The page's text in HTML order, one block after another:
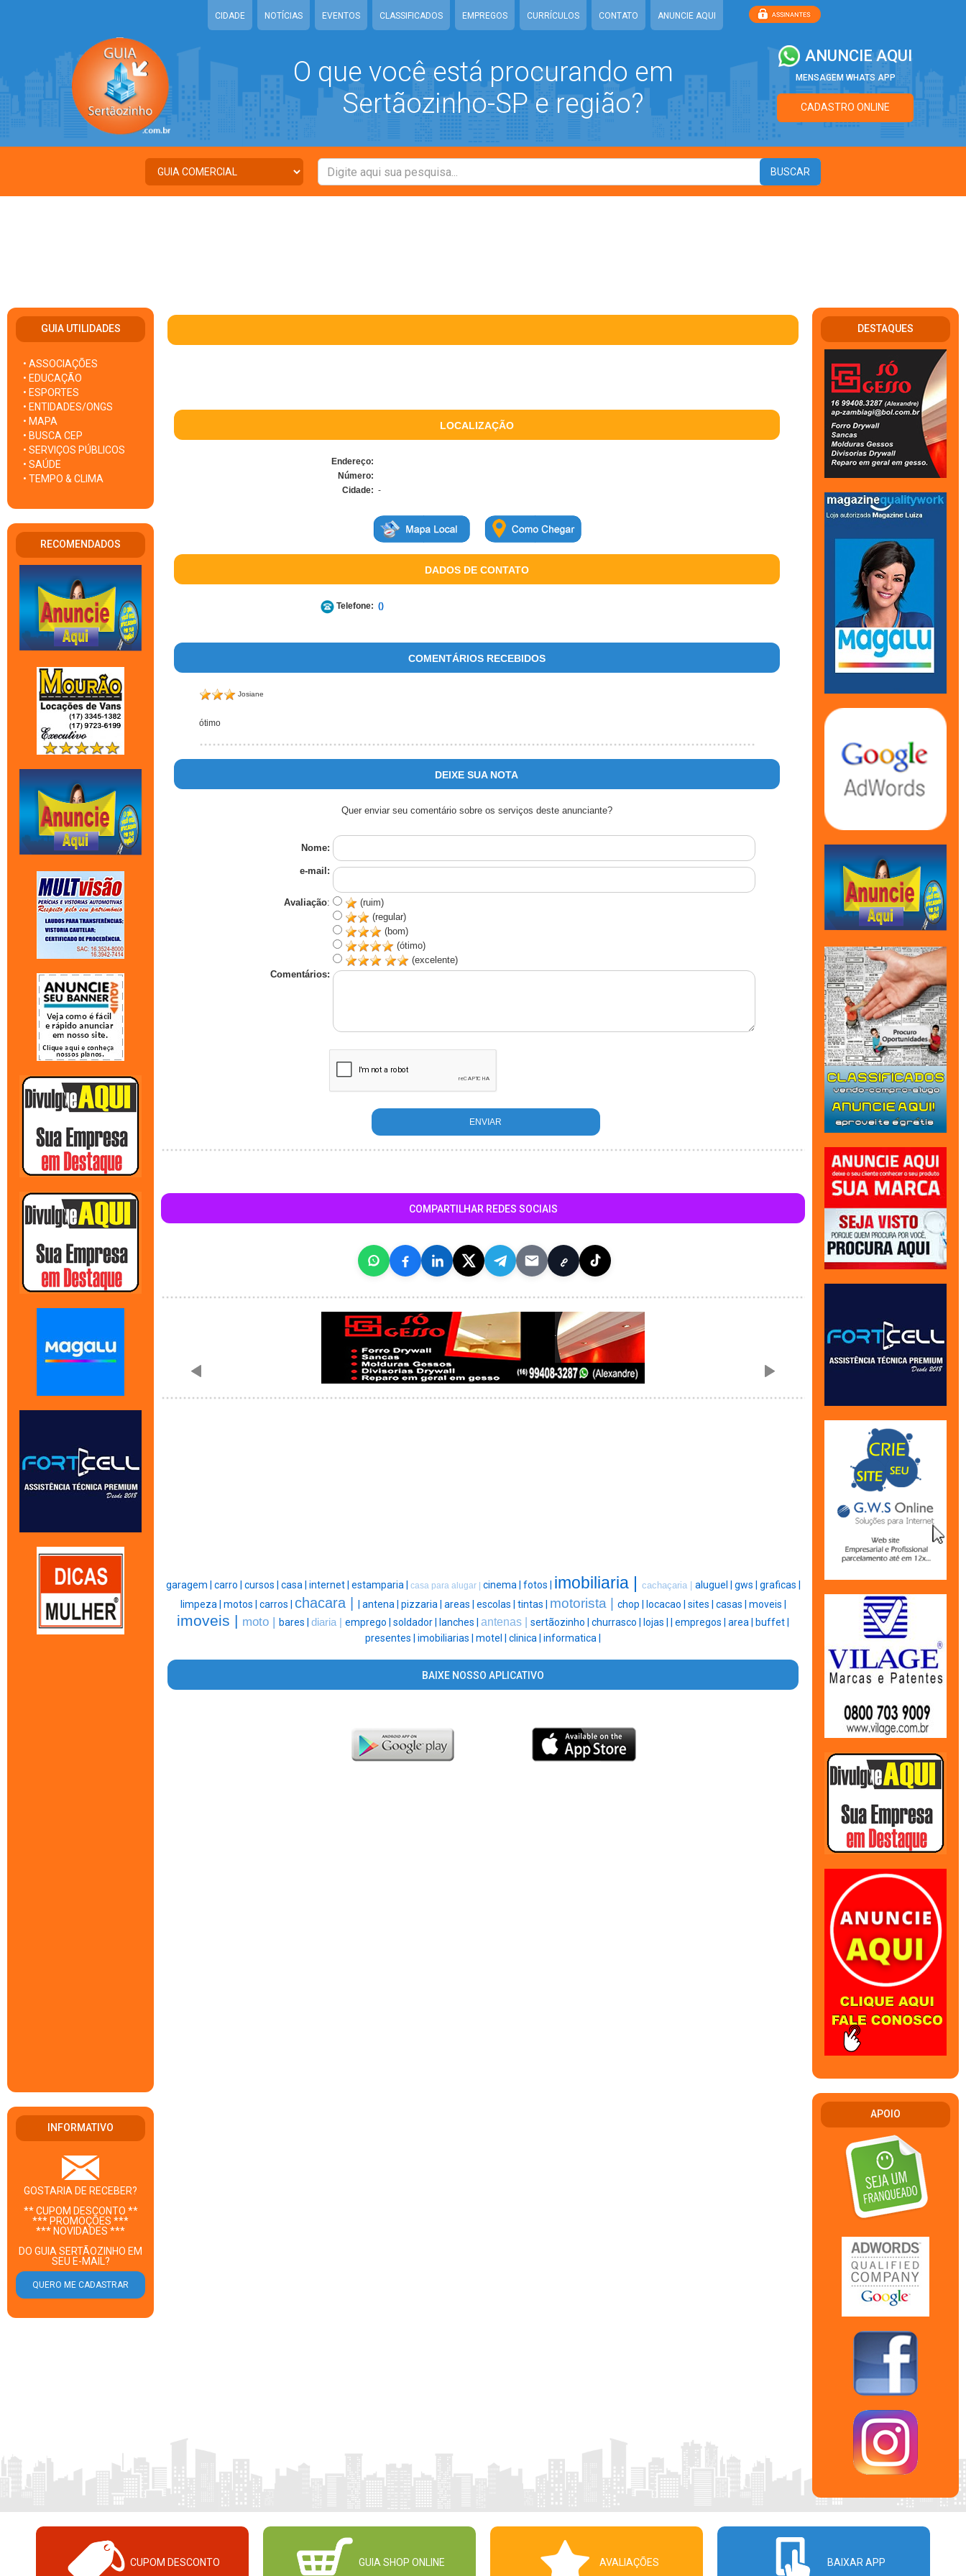
CIDADE NOTÍCIAS EVENTOS CLASSIFICADOS EMPREGOS CURRÍCULOS CONTATO ANUNCIE AQUI
O que você está procurando em
Sertãozinho-SP e região?
ANUNCIE AQUI
MENSAGEM WHATS APP
CADASTRO ONLINE
GUIA UTILIDADES
• ASSOCIAÇÕES
• EDUCAÇÃO
• ESPORTES
• ENTIDADES/ONGS
• MAPA
• BUSCA CEP
• SERVIÇOS PÚBLICOS
• SAÚDE
• TEMPO & CLIMA
RECOMENDADOS
INFORMATIVO
GOSTARIA DE RECEBER?
** CUPOM DESCONTO **
*** PROMOÇÕES ***
*** NOVIDADES ***
DO GUIA SERTÃOZINHO EM
SEU E-MAIL?
LOCALIZAÇÃO
Endereço:
Número:
Cidade: -
DADOS DE CONTATO
Telefone: ()
COMENTÁRIOS RECEBIDOS
Josiane
ótimo
DEIXE SUA NOTA
Quer enviar seu comentário sobre os serviços deste anunciante?
Nome:
e-mail:
Avaliação:
(ruim)
(regular)
(bom)
(ótimo)
(excelente)
Comentários:
COMPARTILHAR REDES SOCIAIS
garagem | carro | cursos | casa | internet | estamparia | casa para alugar | cinema | fotos | imobiliaria | cachaçaria | aluguel | gws | graficas |
limpeza | motos | carros | chacara | antena | pizzaria | areas | escolas | tintas | motorista | chop | locacao | sites | casas | moveis |
imoveis | moto | bares | diaria | emprego | soldador | lanches | antenas | sertãozinho | churrasco | lojas | empregos | area |
buffet |
presentes | imobiliarias | motel | clinica | informatica |
BAIXE NOSSO APLICATIVO
DESTAQUES
APOIO
CUPOM DESCONTO GUIA SHOP ONLINE AVALIAÇÕES BAIXAR APP